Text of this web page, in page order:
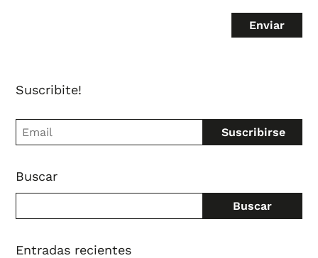
Suscribite!
Buscar
Buscar
Entradas recientes